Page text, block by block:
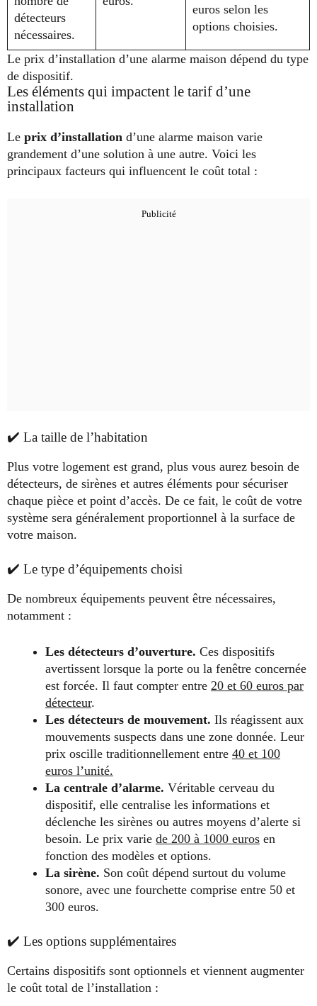
détecteurs
nécessaires.
euros selon les
options choisies.
Le prix d’installation d’une alarme maison dépend du type
de dispositif.
Les éléments qui impactent le tarif d’une
installation
Le prix d’installation d’une alarme maison varie
grandement d’une solution à une autre. Voici les
principaux facteurs qui influencent le coût total :
✔️ La taille de l’habitation
Plus votre logement est grand, plus vous aurez besoin de
détecteurs, de sirènes et autres éléments pour sécuriser
chaque pièce et point d’accès. De ce fait, le coût de votre
système sera généralement proportionnel à la surface de
votre maison.
✔️ Le type d’équipements choisi
De nombreux équipements peuvent être nécessaires,
notamment :
Les détecteurs d’ouverture. Ces dispositifs
avertissent lorsque la porte ou la fenêtre concernée
est forcée. Il faut compter entre 20 et 60 euros par
détecteur.
Les détecteurs de mouvement. Ils réagissent aux
mouvements suspects dans une zone donnée. Leur
prix oscille traditionnellement entre 40 et 100
euros l’unité.
La centrale d’alarme. Véritable cerveau du
dispositif, elle centralise les informations et
déclenche les sirènes ou autres moyens d’alerte si
besoin. Le prix varie de 200 à 1000 euros en
fonction des modèles et options.
La sirène. Son coût dépend surtout du volume
sonore, avec une fourchette comprise entre 50 et
300 euros.
✔️ Les options supplémentaires
Certains dispositifs sont optionnels et viennent augmenter
le coût total de l’installation :